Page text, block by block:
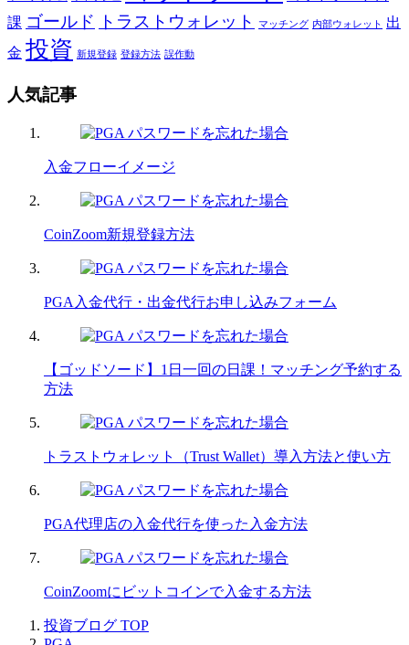
課 ゴールド トラストウォレット マッチング 内部ウォレット
出
金 投資 新規登録 登録方法 誤作動
人気記事
入金フローイメージ
CoinZoom新規登録方法
PGA入金代行・出金代行お申し込みフォーム
【ゴッドソード】1日一回の日課！マッチング予約する
方法
トラストウォレット（Trust Wallet）導入方法と使い方
PGA代理店の入金代行を使った入金方法
CoinZoomにビットコインで入金する方法
投資ブログ TOP